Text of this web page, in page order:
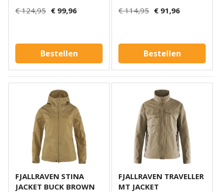
€ 124,95 € 99,96
Bestellen
€ 114,95 € 91,96
Bestellen
FJALLRAVEN STINA
JACKET BUCK BROWN
FJALLRAVEN TRAVELLER
MT JACKET